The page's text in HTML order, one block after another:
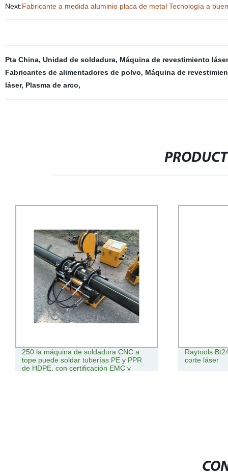
Next:Fabricante a medida aluminio placa de metal Tecnología a
Pta China, Unidad de soldadura, Máquina de revestimiento
Fabricantes de alimentadores de polvo, Máquina de
láser, Plasma de arco,
250 la máquina de soldadura CNC a
tope puede soldar tuberías PE y PPR
de HDPE, con certificación EMC y
Raytools
corte láser